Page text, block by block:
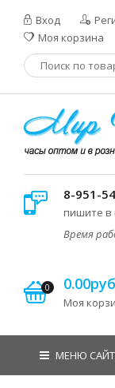
Вход
Моя корзина
8-951-
пишите в
Время
0
Моя
МЕНЮ